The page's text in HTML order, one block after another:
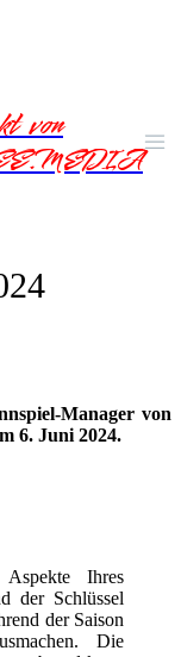
von
Manager von
6. Juni 2024.
Ihres
der Schlüssel
der Saison
Die